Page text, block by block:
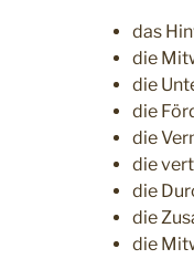
das
die
die
die
die
die
die
die
die